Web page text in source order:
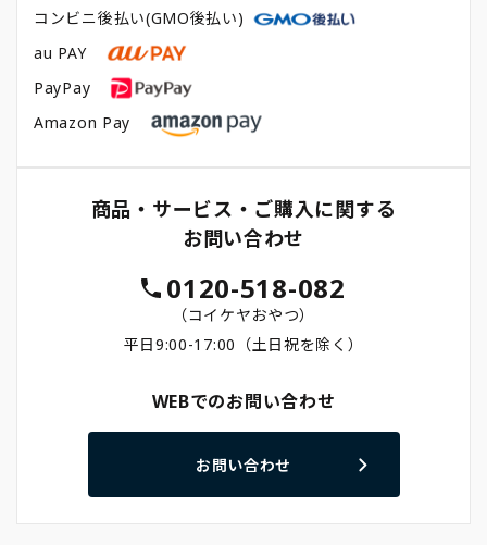
コンビニ後払い(GMO後払い)
au PAY
PayPay
Amazon Pay
商品・サービス・ご購入に関する
お問い合わせ
0120-518-082
（コイケヤおやつ）
平日9:00-17:00（土日祝を除く）
WEBでのお問い合わせ
お問い合わせ